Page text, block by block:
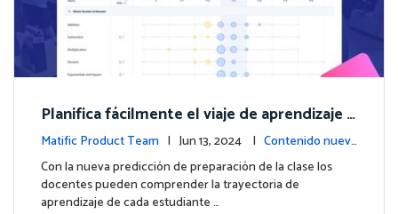
Planifica fácilmente el viaje de aprendizaje d
e cada estudiante con la nueva predicción d
e preparación de la clase
Matific Product Team | Jun 13, 2024 | Contenido nuev
o
Con la nueva predicción de preparación de la clase los
docentes pueden comprender la trayectoria de
aprendizaje de cada estudiante …